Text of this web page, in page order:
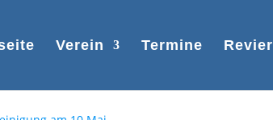
Verein Termine Revier